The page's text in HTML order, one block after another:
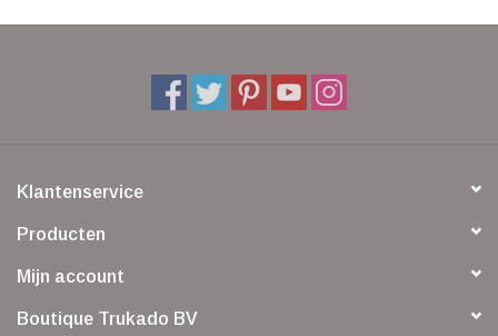
Klantenservice
Producten
Mijn account
Boutique Trukado BV